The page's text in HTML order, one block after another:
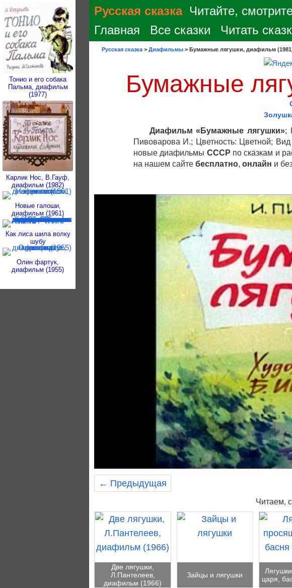
Тонио и его собака
Пальма, диафильм
(1977)
Карлик Нос, В.Гауф,
диафильм (1982)
Новые галоши,
диафильм (1961)
Как лиса шила волку
шубу
Олин фартук,
диафильм (1955)
Русская сказка Читайте,
Главная
Все сказки Читать
Русская сказка > Диафильмы > Бумажные лягушки, диафильм
Бумажные
Диафильм «Бумажные лягушки»;
Пивоварова И.; Цветность: Цветной;
новые диафильмы СССР по сказкам и
на нашем сайте бесплатно, онлайн и
← Предыдущая
Читаем,
Две лягушки,
Л.Пантелеев,
диафильм (1966)
Зайцы и лягушки
царя,